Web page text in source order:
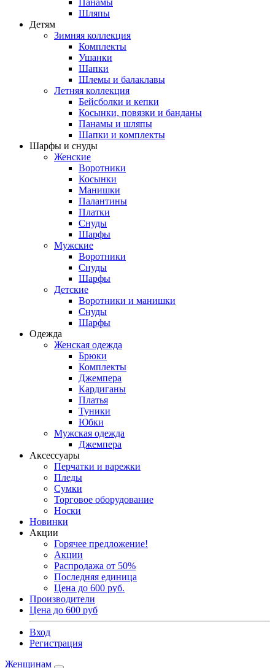
Панамы
Шляпы
Детям
Зимняя коллекция
Комплекты
Ушанки
Шапки
Шлемы и балаклавы
Летняя коллекция
Бейсболки и кепки
Косынки, повязки и банданы
Панамы и шляпы
Шапки и комплекты
Шарфы и снуды
Женские
Воротники
Косынки
Манишки
Палантины
Платки
Снуды
Шарфы
Мужские
Воротники
Снуды
Шарфы
Детские
Воротники и манишки
Снуды
Шарфы
Одежда
Женская одежда
Брюки
Комплекты
Джемпера
Кардиганы
Платья
Туники
Юбки
Мужская одежда
Джемпера
Аксессуары
Перчатки и варежки
Пледы
Сумки
Торговое оборудование
Носки
Новинки
Акции
Горячее предложение!
Акции
Распродажа от 50%
Последняя единица
Цена до 600 руб.
Производители
Цена до 600 руб
Вход
Регистрация
Женщинам